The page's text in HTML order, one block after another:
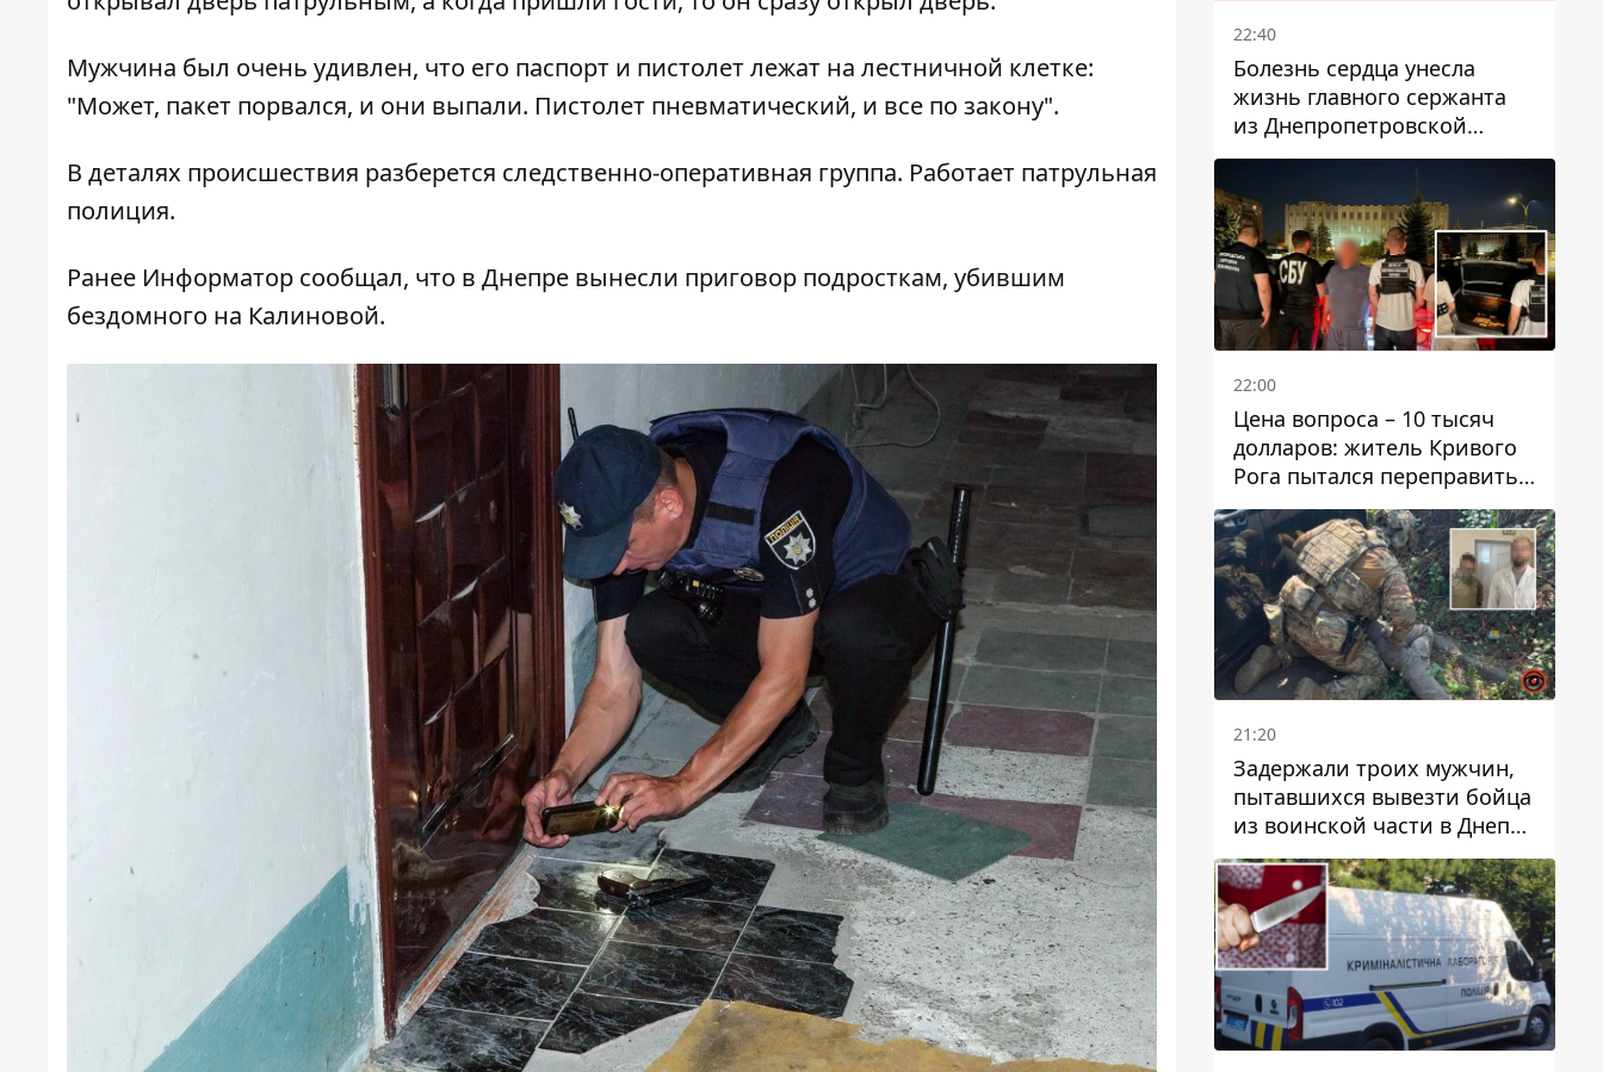
Мужчина был очень удивлен, что его паспорт и пистолет лежат на лестничной клетке:
"Может, пакет порвался, и они выпали. Пистолет пневматический, и все по закону".
В деталях происшествия разберется следственно-оперативная группа. Работает патрульная
полиция.
Ранее Информатор сообщал, что в Днепре вынесли приговор подросткам, убившим
бездомного на Калиновой.
22:40
Болезнь сердца унесла
жизнь главного сержанта
из Днепропетровской
области Юрия Свистуна
22:00
Цена вопроса – 10 тысяч
долларов: житель Кривого
Рога пытался переправить
мужчину в Словакию
21:20
Задержали троих мужчин,
пытавшихся вывезти бойца
из воинской части в Днепр
за 7 тысяч долларов: среди
них был врач